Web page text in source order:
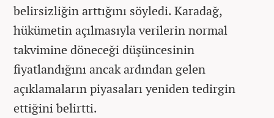
belirsizliğin arttığını söyledi. Karadağ,
hükümetin açılmasıyla verilerin normal
takvimine döneceği düşüncesinin
fiyatlandığını ancak ardından gelen
açıklamaların piyasaları yeniden tedirgin
ettiğini belirtti.